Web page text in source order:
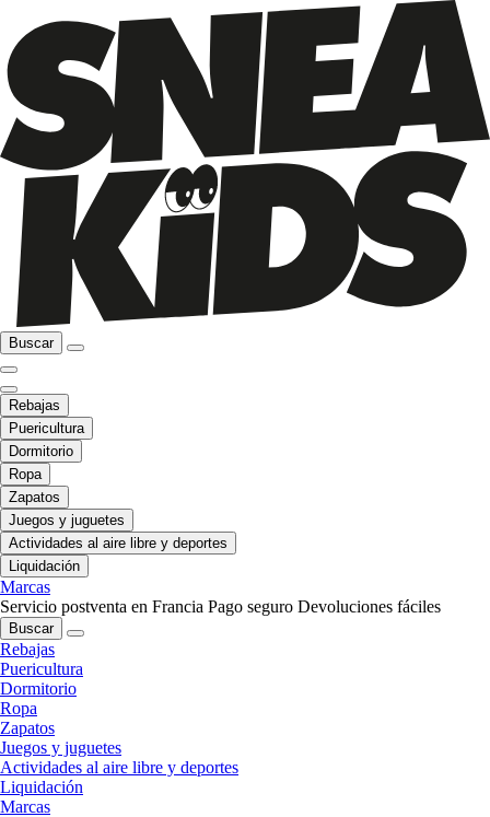
Buscar
Rebajas
Puericultura
Dormitorio
Ropa
Zapatos
Juegos y juguetes
Actividades al aire libre y deportes
Liquidación
Marcas
Servicio postventa en Francia Pago seguro Devoluciones fáciles
Buscar
Rebajas
Puericultura
Dormitorio
Ropa
Zapatos
Juegos y juguetes
Actividades al aire libre y deportes
Liquidación
Marcas